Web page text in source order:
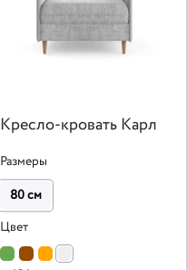
Кресло-кровать Карл
Размеры
80 см
Цвет